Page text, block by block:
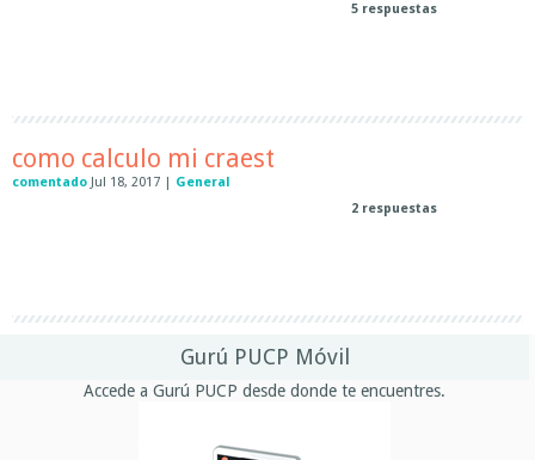
5 respuestas
como calculo mi craest
comentado Jul 18, 2017 | General
2 respuestas
Gurú PUCP Móvil
Accede a Gurú PUCP desde donde te encuentres.